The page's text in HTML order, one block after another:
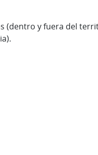
y fuera del